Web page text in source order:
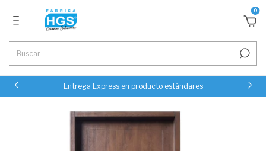
0
Entrega Express en producto estándares